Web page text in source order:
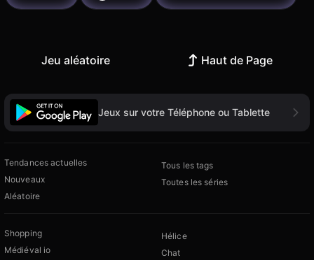
Jeu aléatoire Haut de Page
Jeux sur votre Téléphone ou Tablette
Tendances actuelles
Nouveaux
Aléatoire
Tous les tags
Toutes les séries
Shopping
Médiéval io
Hélice
Chat